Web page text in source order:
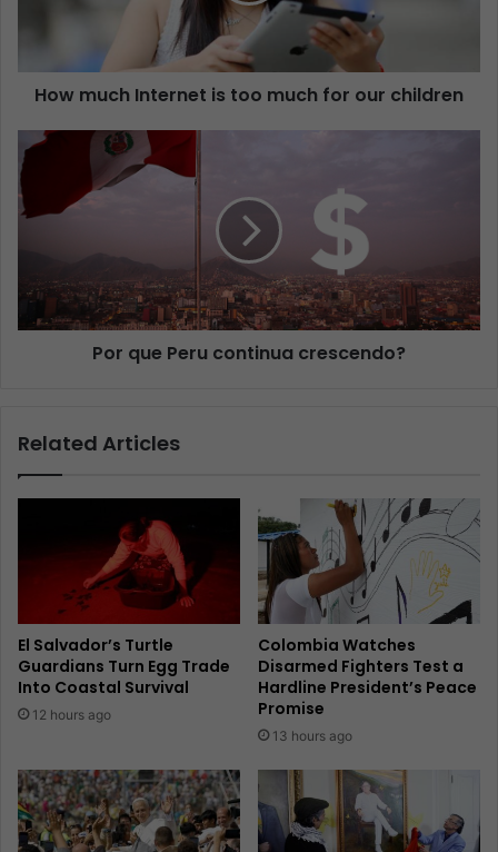
How much Internet is too much for our children
Por que Peru continua crescendo?
Related Articles
El Salvador’s Turtle
Guardians Turn Egg Trade
Into Coastal Survival
12 hours ago
Colombia Watches
Disarmed Fighters Test a
Hardline President’s Peace
Promise
13 hours ago